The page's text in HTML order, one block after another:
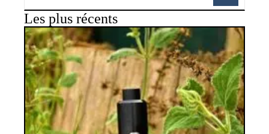
Les plus récents